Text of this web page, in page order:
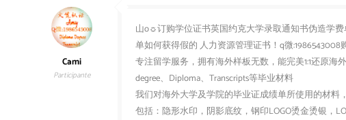
Cami
Participante
山o☼订购学位证书英国约克大学录取通知书伪造学
单如何获得假的 人力资源管理证书！q微
专注留学服务，拥有海外样板无数，能完美1:1还原海
degree、Diploma、Transcripts等毕业材料
我们对海外大学及学院的毕业证成绩单所使用的材料
包括：隐形水印，阴影底纹，钢印LOGO烫金烫银，